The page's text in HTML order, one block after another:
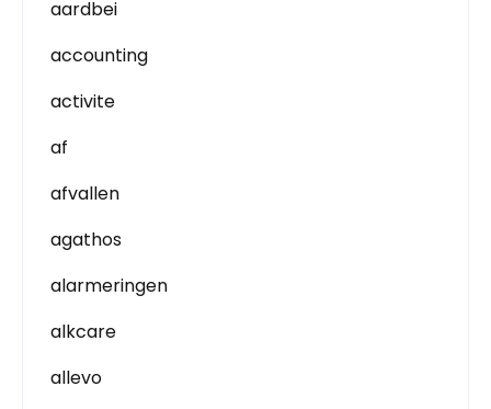
aardbei
accounting
activite
af
afvallen
agathos
alarmeringen
alkcare
allevo